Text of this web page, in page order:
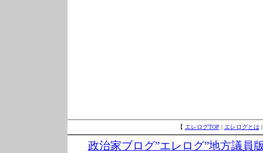
【 エレログTOP | エレログとは
政治家ブログ”エレログ”地方議員